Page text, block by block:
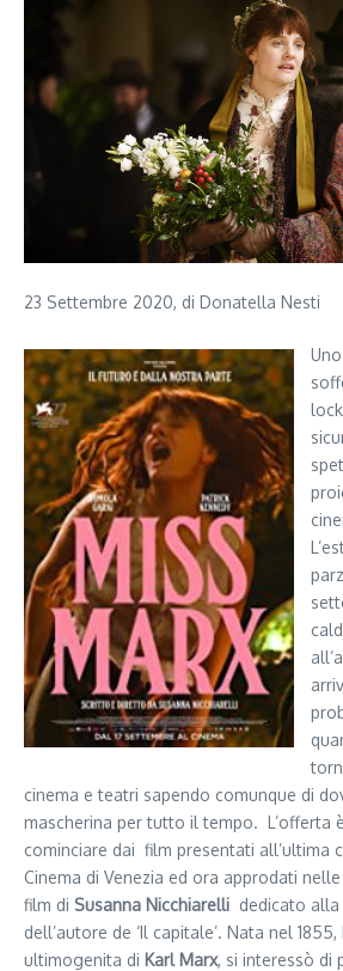
23 Settembre 2020, di Donatella Nesti
cinema e teatri sapendo comunque di
mascherina per tutto il tempo. L’offerta
cominciare dai film presentati all’ultima
Cinema di Venezia ed ora approdati
film di Susanna Nicchiarelli dedicato
dell’autore de ‘Il capitale’. Nata nel
ultimogenita di Karl Marx, si interessò di